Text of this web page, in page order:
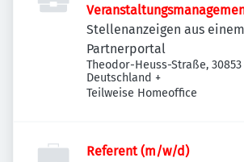
Stellenanzeigen aus einem
Partnerportal
Theodor-Heuss-Straße, 30853
Deutschland +
Teilweise Homeoffice
Referent (m/w/d)